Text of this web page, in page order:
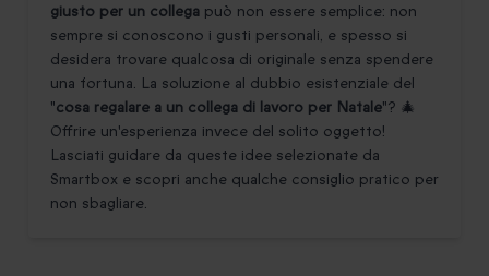
giusto per un collega può non essere semplice: non
sempre si conoscono i gusti personali, e spesso si
desidera trovare qualcosa di originale senza spendere
una fortuna. La soluzione al dubbio esistenziale del
"cosa regalare a un collega di lavoro per Natale"? 🎄
Offrire un'esperienza invece del solito oggetto!
Lasciati guidare da queste idee selezionate da
Smartbox e scopri anche qualche consiglio pratico per
non sbagliare.